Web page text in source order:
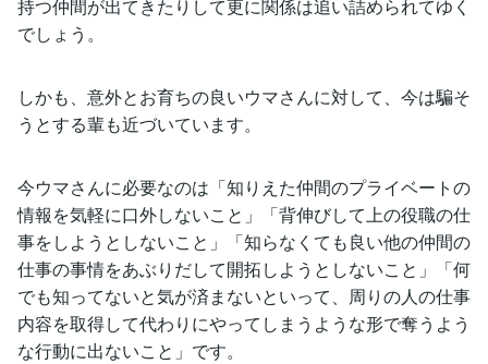
持つ仲間が出てきたりして更に関係は追い詰められてゆく
でしょう。
しかも、意外とお育ちの良いウマさんに対して、今は騙そ
うとする輩も近づいています。
今ウマさんに必要なのは「知りえた仲間のプライベートの
情報を気軽に口外しないこと」「背伸びして上の役職の仕
事をしようとしないこと」「知らなくても良い他の仲間の
仕事の事情をあぶりだして開拓しようとしないこと」「何
でも知ってないと気が済まないといって、周りの人の仕事
内容を取得して代わりにやってしまうような形で奪うよう
な行動に出ないこと」です。